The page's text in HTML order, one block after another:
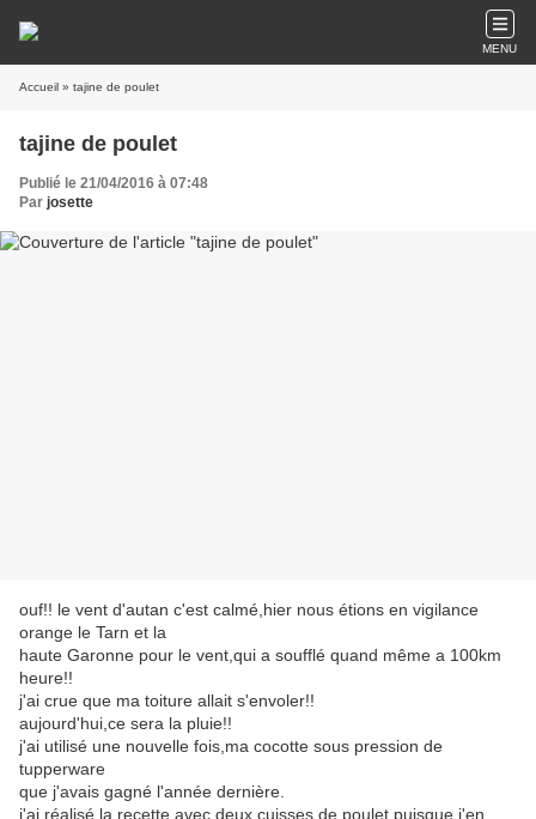
MENU
Accueil » tajine de poulet
tajine de poulet
Publié le 21/04/2016 à 07:48
Par josette
ouf!! le vent d'autan c'est calmé,hier nous étions en vigilance
orange le Tarn et la
haute Garonne pour le vent,qui a soufflé quand même a 100km
heure!!
j'ai crue que ma toiture allait s'envoler!!
aujourd'hui,ce sera la pluie!!
j'ai utilisé une nouvelle fois,ma cocotte sous pression de
tupperware
que j'avais gagné l'année dernière.
j'ai réalisé la recette avec deux cuisses de poulet,puisque j'en